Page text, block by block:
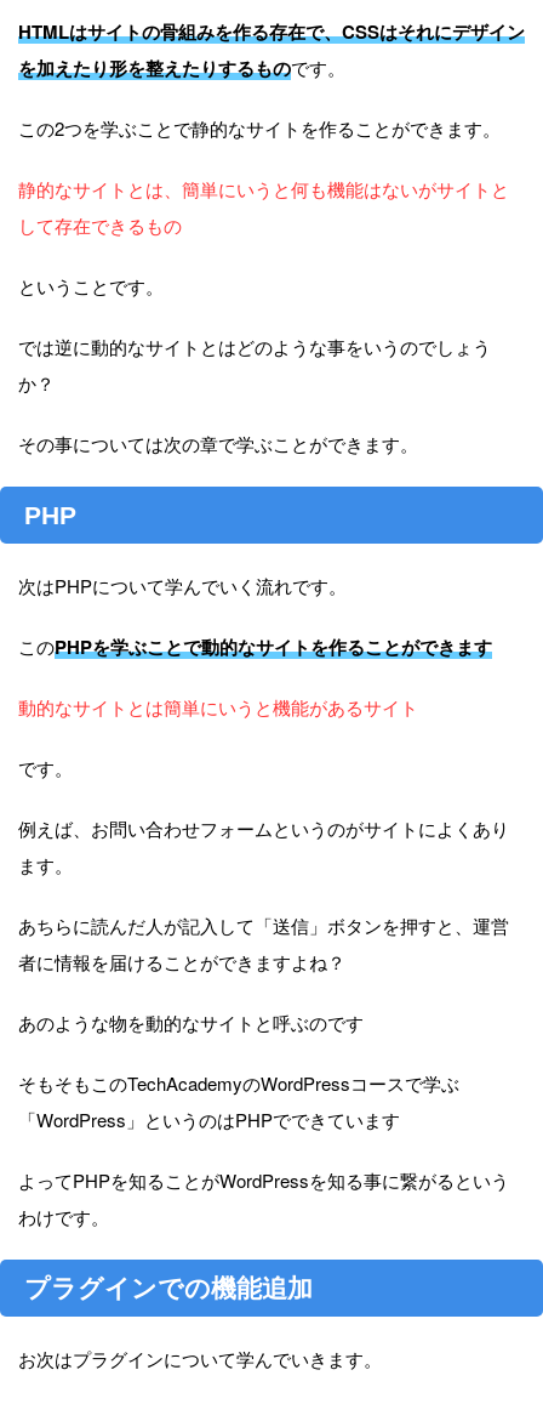
HTMLはサイトの骨組みを作る存在で、CSSはそれにデザイン
を加えたり形を整えたりするものです。
この2つを学ぶことで静的なサイトを作ることができます。
静的なサイトとは、簡単にいうと何も機能はないがサイトと
して存在できるもの
ということです。
では逆に動的なサイトとはどのような事をいうのでしょう
か？
その事については次の章で学ぶことができます。
PHP
次はPHPについて学んでいく流れです。
このPHPを学ぶことで動的なサイトを作ることができます
動的なサイトとは簡単にいうと機能があるサイト
です。
例えば、お問い合わせフォームというのがサイトによくあり
ます。
あちらに読んだ人が記入して「送信」ボタンを押すと、運営
者に情報を届けることができますよね？
あのような物を動的なサイトと呼ぶのです
そもそもこのTechAcademyのWordPressコースで学ぶ
「WordPress」というのはPHPでできています
よってPHPを知ることがWordPressを知る事に繋がるという
わけです。
プラグインでの機能追加
お次はプラグインについて学んでいきます。